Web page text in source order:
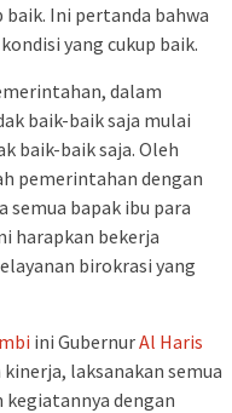
baik. Ini pertanda bahwa
yang cukup baik.
dalam
baik-baik saja mulai
baik-baik saja. Oleh
pemerintahan dengan
bapak ibu para
harapkan bekerja
birokrasi yang
ini GubernurAl Haris
laksanakan semua
dengan